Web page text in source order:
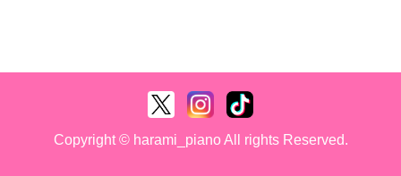
Copyright © harami_piano All rights Reserved.